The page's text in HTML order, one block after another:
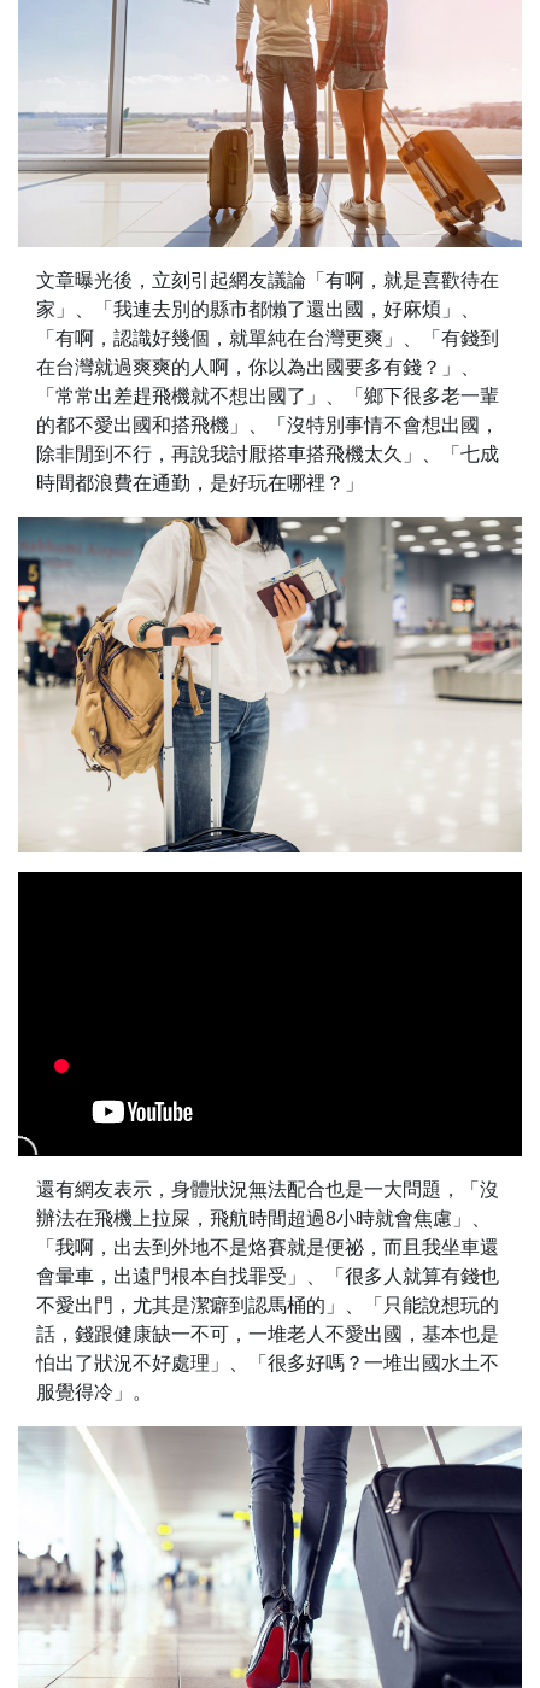
文章曝光後，立刻引起網友議論「有啊，就是喜歡待在
家」、「我連去別的縣市都懶了還出國，好麻煩」、
「有啊，認識好幾個，就單純在台灣更爽」、「有錢到
在台灣就過爽爽的人啊，你以為出國要多有錢？」、
「常常出差趕飛機就不想出國了」、「鄉下很多老一輩
的都不愛出國和搭飛機」、「沒特別事情不會想出國，
除非閒到不行，再說我討厭搭車搭飛機太久」、「七成
時間都浪費在通勤，是好玩在哪裡？」
還有網友表示，身體狀況無法配合也是一大問題，「沒
辦法在飛機上拉屎，飛航時間超過8小時就會焦慮」、
「我啊，出去到外地不是烙賽就是便祕，而且我坐車還
會暈車，出遠門根本自找罪受」、「很多人就算有錢也
不愛出門，尤其是潔癖到認馬桶的」、「只能說想玩的
話，錢跟健康缺一不可，一堆老人不愛出國，基本也是
怕出了狀況不好處理」、「很多好嗎？一堆出國水土不
服覺得冷」。